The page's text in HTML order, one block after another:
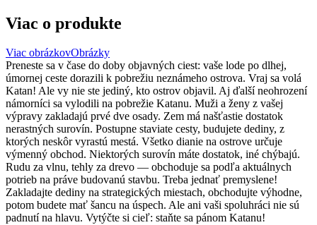
Viac o produkte
Viac obrázkovObrázky
Preneste sa v čase do doby objavných ciest: vaše lode po dlhej,
úmornej ceste dorazili k pobrežiu neznámeho ostrova. Vraj sa volá
Katan! Ale vy nie ste jediný, kto ostrov objavil. Aj ďalší neohrození
námorníci sa vylodili na pobrežie Katanu. Muži a ženy z vašej
výpravy zakladajú prvé dve osady. Zem má našťastie dostatok
nerastných surovín. Postupne staviate cesty, budujete dediny, z
ktorých neskôr vyrastú mestá. Všetko dianie na ostrove určuje
výmenný obchod. Niektorých surovín máte dostatok, iné chýbajú.
Rudu za vlnu, tehly za drevo — obchoduje sa podľa aktuálnych
potrieb na práve budovanú stavbu. Treba jednať premyslene!
Zakladajte dediny na strategických miestach, obchodujte výhodne,
potom budete mať šancu na úspech. Ale ani vaši spoluhráci nie sú
padnutí na hlavu. Vytýčte si cieľ: staňte sa pánom Katanu!